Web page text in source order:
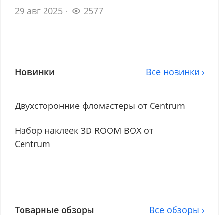
29 авг 2025
2577
Новинки Все новинки ›
Двухсторонние фломастеры от Centrum
Набор наклеек 3D ROOM BOX от
Centrum
Товарные обзоры Все обзоры ›